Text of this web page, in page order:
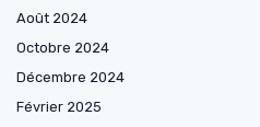
Août 2024
Octobre 2024
Décembre 2024
Février 2025